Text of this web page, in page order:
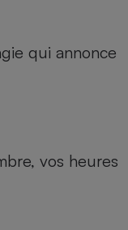
qui annonce
vos heures